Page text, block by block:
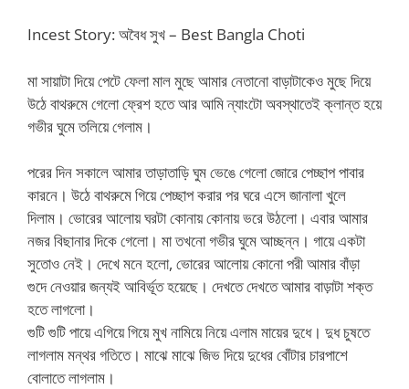
Incest Story: অবৈধ সুখ – Best Bangla Choti
মা সায়াটা দিয়ে পেটে ফেলা মাল মুছে আমার নেতানো বাড়াটাকেও মুছে দিয়ে
উঠে বাথরুমে গেলো ফ্রেশ হতে আর আমি ন্যাংটো অবস্থাতেই ক্লান্ত হয়ে
গভীর ঘুমে তলিয়ে গেলাম।
পরের দিন সকালে আমার তাড়াতাড়ি ঘুম ভেঙে গেলো জোরে পেচ্ছাপ পাবার
কারনে। উঠে বাথরুমে গিয়ে পেচ্ছাপ করার পর ঘরে এসে জানালা খুলে
দিলাম। ভোরের আলোয় ঘরটা কোনায় কোনায় ভরে উঠলো। এবার আমার
নজর বিছানার দিকে গেলো। মা তখনো গভীর ঘুমে আচ্ছন্ন। গায়ে একটা
সুতোও নেই। দেখে মনে হলো, ভোরের আলোয় কোনো পরী আমার বাঁড়া
গুদে নেওয়ার জন্যই আবির্ভূত হয়েছে। দেখতে দেখতে আমার বাড়াটা শক্ত
হতে লাগলো।
গুটি গুটি পায়ে এগিয়ে গিয়ে মুখ নামিয়ে নিয়ে এলাম মায়ের দুধে। দুধ চুষতে
লাগলাম মন্থর গতিতে। মাঝে মাঝে জিভ দিয়ে দুধের বোঁটার চারপাশে
বোলাতে লাগলাম।